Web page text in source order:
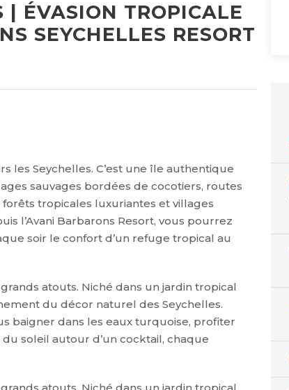
| ÉVASION TROPICALE
SEYCHELLES RESORT
les Seychelles. C’est une île authentique
sauvages bordées de cocotiers, routes
tropicales luxuriantes et villages
l’Avani Barbarons Resort, vous pourrez
soir le confort d’un refuge tropical au
atouts. Niché dans un jardin tropical
du décor naturel des Seychelles.
baigner dans les eaux turquoise, profiter
soleil autour d’un cocktail, chaque